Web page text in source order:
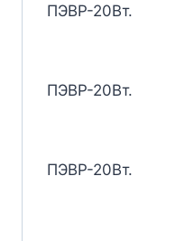
ПЭВР-20Вт.
ПЭВР-20Вт.
ПЭВР-20Вт.